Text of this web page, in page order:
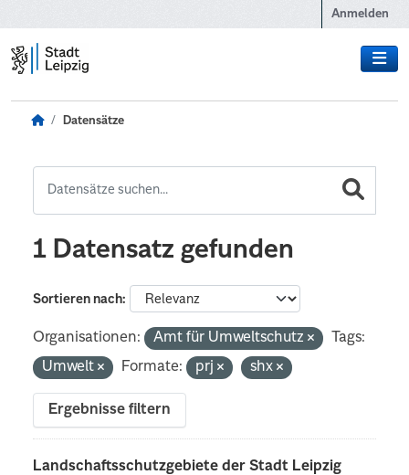
Anmelden
Datensätze
1 Datensatz gefunden
Sortieren nach
Organisationen: Amt für Umweltschutz
Tags:
Umwelt
Formate: prj shx
Ergebnisse filtern
Landschaftsschutzgebiete der Stadt Leipzig